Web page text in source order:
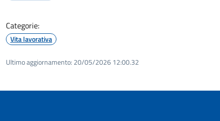
Categorie:
Vita lavorativa
Ultimo aggiornamento: 20/05/2026 12:00.32